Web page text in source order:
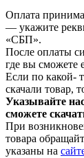
Оплата
— укажите
«СБП».
После оплаты
где вы сможете
Если по какой-
скачали товар,
Указывайте
сможете
При
товара
указаны на